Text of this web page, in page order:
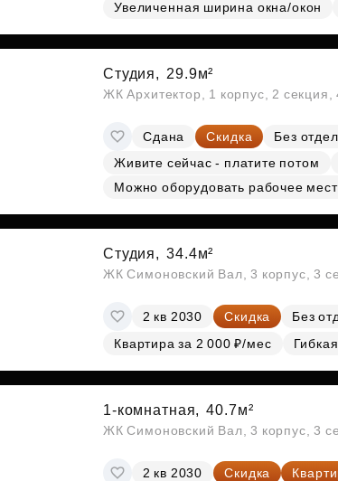
СубсидииУвеличенная ширина окна/окон
Студия, 29.9м²
ЖК Архитектор, 1 корпус, 2
Сдана Скидка
Без
Живите сейчас - платите потом
Можно оборудовать рабочее
Студия, 34.4м²
ЖК Симоновский Вал, 3 корпус, 3
2 кв 2030 Скидка Без
Квартира за 2 000 ₽/мес
1-комнатная, 40.7м²
ЖК Симоновский Вал, 3 корпус, 3
2 кв 2030 Скидка